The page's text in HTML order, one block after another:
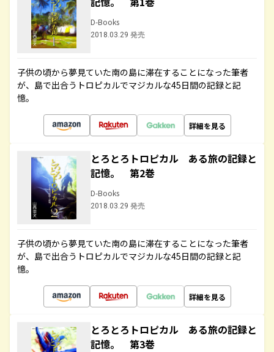
D-Books
2018.03.29 発売
子供の頃から夢見ていた南の島に滞在することになった筆者
が、島で出合うトロピカルでマジカルな45日間の記録と記
憶。
詳細を見る
とろとろトロピカル ある旅の記録と
記憶。 第2巻
D-Books
2018.03.29 発売
子供の頃から夢見ていた南の島に滞在することになった筆者
が、島で出合うトロピカルでマジカルな45日間の記録と記
憶。
詳細を見る
とろとろトロピカル ある旅の記録と
記憶。 第3巻